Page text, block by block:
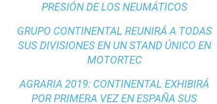
PRESIÓN DE LOS NEUMÁTICOS
GRUPO CONTINENTAL REUNIRÁ A TODAS
SUS DIVISIONES EN UN STAND ÚNICO EN
MOTORTEC
AGRARIA 2019: CONTINENTAL EXHIBIRÁ
POR PRIMERA VEZ EN ESPAÑA SUS